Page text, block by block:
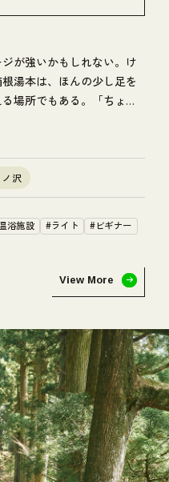
が強いかもしれない。け
湯本は、ほんの少し足を
場所でもある。「ちょっ
沢
浴施設 #ライト
#ビギナー
View More